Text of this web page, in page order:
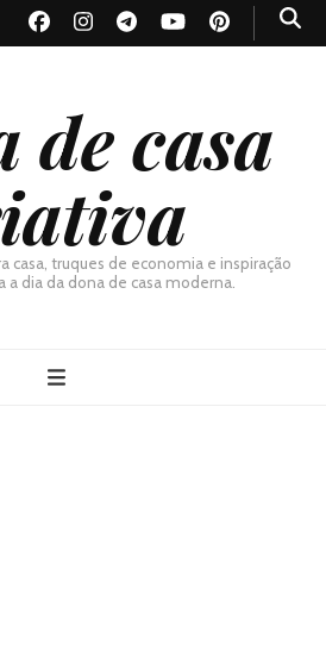
de casa
casa, truques de economia e inspiração
a dia da dona de casa moderna.